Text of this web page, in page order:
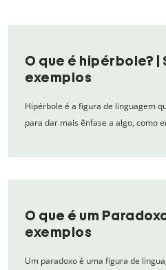
O que é hipérbole?
exemplos
Hipérbole é a figura de linguagem
para dar mais ênfase a algo, como
O que é um
exemplos
Um paradoxo é uma figura de